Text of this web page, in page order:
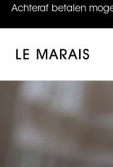
Achteraf betalen
4.9 uit 5 (
Le Marais